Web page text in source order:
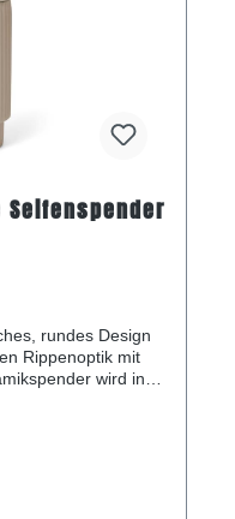
Seifenspender
rundes Design
Rippenoptik mit
wird in